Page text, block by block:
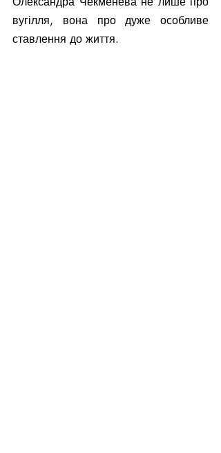
вугілля, вона про дуже особливе
ставлення до життя.